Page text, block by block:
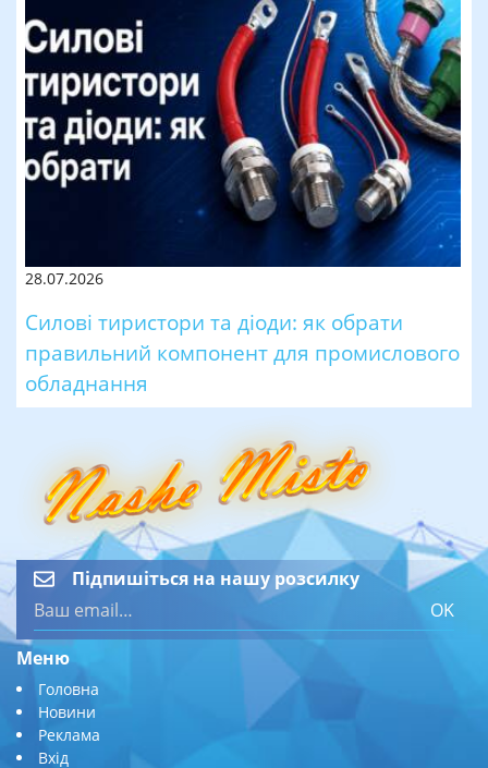
28.07.2026
Силові тиристори та діоди: як обрати
правильний компонент для промислового
обладнання
Підпишіться на нашу розсилку
OK
Меню
Головна
Новини
Реклама
Вхід